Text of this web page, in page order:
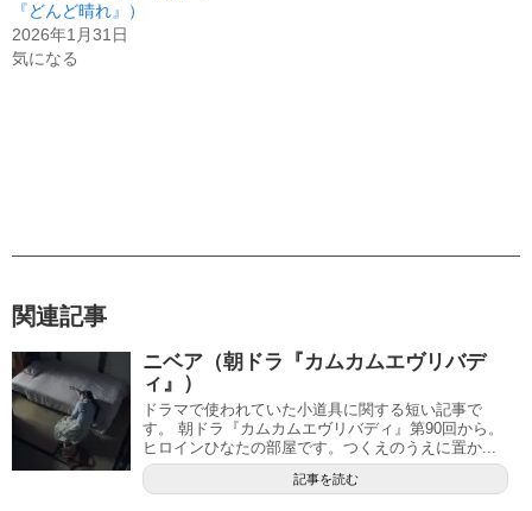
『どんど晴れ』）
2026年1月31日
気になる
関連記事
ニベア（朝ドラ『カムカムエヴリバデ
ィ』）
ドラマで使われていた小道具に関する短い記事で
す。 朝ドラ『カムカムエヴリバディ』第90回から。
ヒロインひなたの部屋です。つくえのうえに置か...
記事を読む